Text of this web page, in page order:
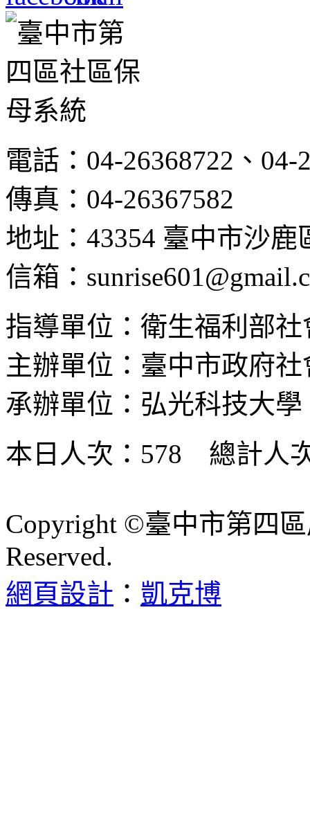
電話：04-26368722、04-
傳真：04-26367582
地址：43354 臺中市沙鹿
信箱：
指導單位：衛生福利部
主辦單位：臺中市政府社
承辦單位：弘光科技大學
本日人次：578 總計人
Copyright ©臺中市第四
Reserved.
網頁設計 ： 凱克博